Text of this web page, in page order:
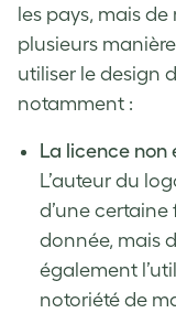
les pays, mais
plusieurs
utiliser le design
notamment :
La licence non
L’auteur du
d’une
donnée, mais
également
notoriété de